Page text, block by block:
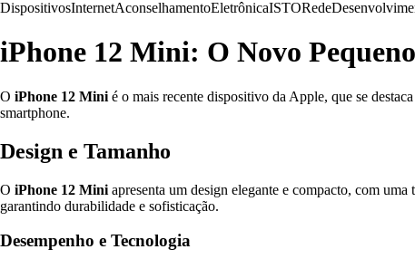
DispositivosInternetAconselhamentoEletrônicaISTORede
iPhone 12 Mini: O Novo
O iPhone 12 Mini é o mais recente dispositivo da Apple, que se
smartphone.
Design e Tamanho
O iPhone 12 Mini apresenta um design elegante e compacto, com uma
garantindo durabilidade e sofisticação.
Desempenho e Tecnologia